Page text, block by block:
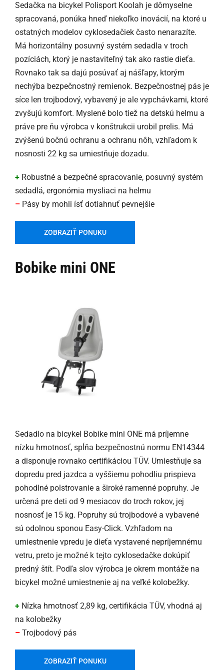
Sedačka na bicykel Polisport Koolah je dômyselne
spracovaná, ponúka hneď niekoľko inovácií, na ktoré u
ostatných modelov cyklosedačiek často nenarazíte.
Má horizontálny posuvný systém sedadla v troch
pozíciách, ktorý je nastaviteľný tak ako rastie dieťa.
Rovnako tak sa dajú posúvať aj nášľapy, ktorým
nechýba bezpečnostný remienok. Bezpečnostnej pás je
síce len trojbodový, vybavený je ale vypchávkami, ktoré
zvyšujú komfort. Myslené bolo tiež na detskú helmu a
práve pre ňu výrobca v konštrukcii urobil prelis. Má
zvýšenú bočnú ochranu a ochranu nôh, vzhľadom k
nosnosti 22 kg sa umiestňuje dozadu.
+ Robustné a bezpečné spracovanie, posuvný systém
sedadlá, ergonómia mysliaci na helmu
– Pásy by mohli ísť dotiahnuť pevnejšie
ZOBRAZIŤ PONUKU
Bobike mini ONE
Sedadlo na bicykel Bobike mini ONE má príjemne
nízku hmotnosť, spĺňa bezpečnostnú normu EN14344
a disponuje rovnako certifikáciou TÜV. Umiestňuje sa
dopredu pred jazdca a vyššiemu pohodliu prispieva
pohodlné polstrovanie a široké ramenné popruhy. Je
určená pre deti od 9 mesiacov do troch rokov, jej
nosnosť je 15 kg. Popruhy sú trojbodové a vybavené
sú odolnou sponou Easy-Click. Vzhľadom na
umiestnenie vpredu je dieťa vystavené nepríjemnému
vetru, preto je možné k tejto cyklosedačke dokúpiť
predný štít. Podľa slov výrobca je okrem montáže na
bicykel možné umiestnenie aj na veľké kolobežky.
+ Nízka hmotnosť 2,89 kg, certifikácia TÜV, vhodná aj
na kolobežky
– Trojbodový pás
ZOBRAZIŤ PONUKU